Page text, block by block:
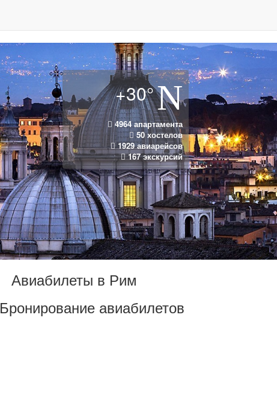
+30°
4964 апартамента
50 хостелов
1929 авиарейсов
167 экскурсий
Авиабилеты в Рим
Бронирование авиабилетов